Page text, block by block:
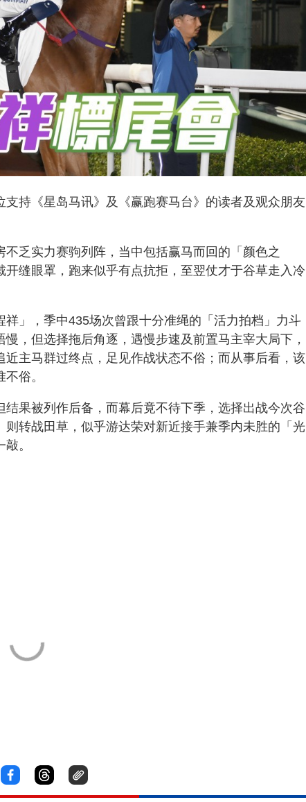
持《星岛马讯》及《赢跑赛马台》的读者及观众朋友
乏实力赛驹列阵，当中包括赢马而回的「颜色之
缝眼罩，跑来似乎有点抗拒，至翌仗才于谷草走入冷
」，季中435场次曾跟十分准绳的「活力拍档」力斗
，但选择拖后角逐，遇慢步速及前置马主宰大局下，
主马群过终点，足见作战状态不俗；而从事后看，该
俗。
果被列作后备，而幕后竟不待下季，选择出战今次谷
转战田草，似乎游达荣对新近接手兼季内未胜的「光
。